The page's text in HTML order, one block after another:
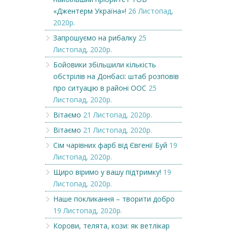
«Джентерм Україна»! 26 Листопад,
2020р.
Запрошуємо на рибалку 25
Листопад, 2020р.
Бойовики збільшили кількість
обстрілів на Донбасі: штаб розповів
про ситуацію в районі ООС 25
Листопад, 2020р.
Вітаємо 21 Листопад, 2020р.
Вітаємо 21 Листопад, 2020р.
Сім чарівних фарб від Євгенії Буй 19
Листопад, 2020р.
Щиро віримо у вашу підтримку! 19
Листопад, 2020р.
Наше покликання – творити добро
19 Листопад, 2020р.
Корови, телята, кози: як ветлікар